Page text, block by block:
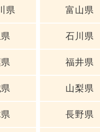
県 富山県
石川県
福井県
山梨県
長野県